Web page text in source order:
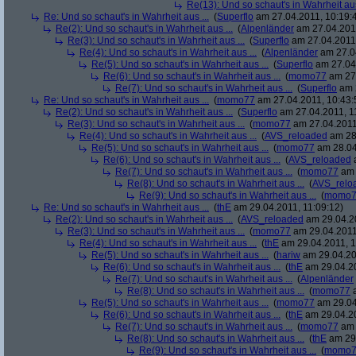
Re(13): Und so schaut's in Wahrheit
Re: Und so schaut's in Wahrheit aus ... (Superflo am 27.04.2011,
Re(2): Und so schaut's in Wahrheit aus ... (Alpenländer am
Re(3): Und so schaut's in Wahrheit aus ... (Superflo am
Re(4): Und so schaut's in Wahrheit aus ... (Alpenländer am
Re(5): Und so schaut's in Wahrheit aus ... (Superflo am
Re(6): Und so schaut's in Wahrheit aus ... (momo77 am
Re(7): Und so schaut's in Wahrheit aus ... (Superflo am
Re: Und so schaut's in Wahrheit aus ... (momo77 am 27.04.2011,
Re(2): Und so schaut's in Wahrheit aus ... (Superflo am 27.04.2011,
Re(3): Und so schaut's in Wahrheit aus ... (momo77 am
Re(4): Und so schaut's in Wahrheit aus ... (AVS_reloaded am
Re(5): Und so schaut's in Wahrheit aus ... (momo77 am
Re(6): Und so schaut's in Wahrheit aus ... (AVS_reloaded
Re(7): Und so schaut's in Wahrheit aus ... (momo77 am
Re(8): Und so schaut's in Wahrheit aus ... (
Re(9): Und so schaut's in Wahrheit aus ... (
Re: Und so schaut's in Wahrheit aus ... (thE am 29.04.2011, 11:09:12)
Re(2): Und so schaut's in Wahrheit aus ... (AVS_reloaded am
Re(3): Und so schaut's in Wahrheit aus ... (momo77 am
Re(4): Und so schaut's in Wahrheit aus ... (thE am 29.04.2011,
Re(5): Und so schaut's in Wahrheit aus ... (hariw am
Re(6): Und so schaut's in Wahrheit aus ... (thE am
Re(7): Und so schaut's in Wahrheit aus ... (Alpenländer
Re(8): Und so schaut's in Wahrheit aus ... (momo77
Re(5): Und so schaut's in Wahrheit aus ... (momo77 am
Re(6): Und so schaut's in Wahrheit aus ... (thE am
Re(7): Und so schaut's in Wahrheit aus ... (momo77
Re(8): Und so schaut's in Wahrheit aus ... (thE am
Re(9): Und so schaut's in Wahrheit aus ... (